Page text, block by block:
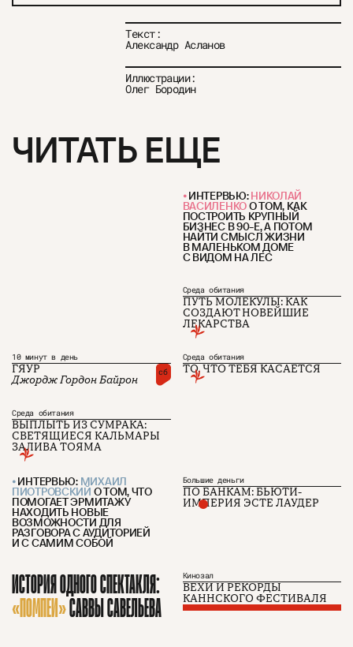
Текст:
Александр Асланов
Иллюстрации:
Олег Бородин
ЧИТАТЬ ЕЩЕ
ИНТЕРВЬЮ:НИКОЛАЙ
ВАСИЛЕНКОО ТОМ, КАК
ПОСТРОИТЬ КРУПНЫЙ
БИЗНЕС В 90-Е, А ПОТОМ
НАЙТИ СМЫСЛ ЖИЗНИ
В МАЛЕНЬКОМ ДОМЕ
С ВИДОМ НА ЛЕС
Среда обитания
ПУТЬ МОЛЕКУЛЫ: КАК
СОЗДАЮТ НОВЕЙШИЕ
ЛЕКАРСТВА
10 минут в день
ГЯУР
Джордж Гордон Байрон
сб
Среда обитания
ТО, ЧТО ТЕБЯ КАСАЕТСЯ
Среда обитания
ВЫПЛЫТЬ ИЗ СУМРАКА:
СВЕТЯЩИЕСЯ КАЛЬМАРЫ
ЗАЛИВА ТОЯМА
ИНТЕРВЬЮ: МИХАИЛ
ПИОТРОВСКИЙ О ТОМ, ЧТО
ПОМОГАЕТ ЭРМИТАЖУ
НАХОДИТЬ НОВЫЕ
ВОЗМОЖНОСТИ ДЛЯ
РАЗГОВОРА С АУДИТОРИЕЙ
И С САМИМ СОБОЙ
Большие деньги
ПО БАНКАМ: БЬЮТИ-
ИМПЕРИЯ ЭСТЕ ЛАУДЕР
ИСТОРИЯ ОДНОГО СПЕКТАКЛЯ:
«ПОМПЕИ»САВВЫ САВЕЛЬЕВА
Кинозал
ВЕХИ И РЕКОРДЫ
КАННСКОГО ФЕСТИВАЛЯ
Команда
Авторы
Журнал
Подписаться на журнал
Telegram
Пользовательское соглашение
Политика конфиденциальности
(c) ЧТИВО 2026. Все права защищены
Разработка:Astroshock